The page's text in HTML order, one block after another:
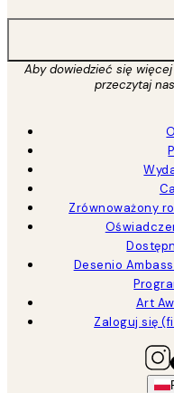
Aby dowiedzieć się
przeczytaj
Zrównoważony
Desenio
Art
Zaloguj się